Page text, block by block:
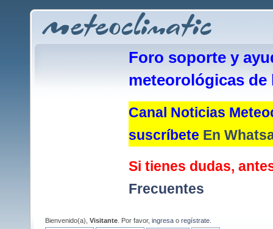
Foro soporte y
meteorológicas de
Canal Noticias
suscríbete En
Si tienes dudas,
Frecuentes
Bienvenido(a), Visitante . Por favor, ingresa o regístrate